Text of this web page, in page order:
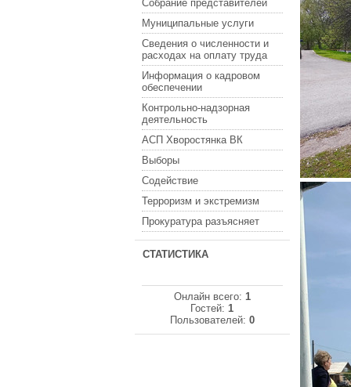
Собрание представителей
Муниципальные услуги
Сведения о численности и
расходах на оплату труда
Информация о кадровом
обеспечении
Контрольно-надзорная
деятельность
АСП Хворостянка ВК
Выборы
Содействие
Терроризм и экстремизм
Прокуратура разъясняет
СТАТИСТИКА
Онлайн всего: 1
Гостей:1
Пользователей: 0